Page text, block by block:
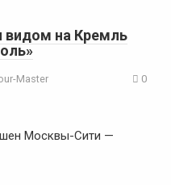
видом на Кремль
Master 0
Москвы-Сити —